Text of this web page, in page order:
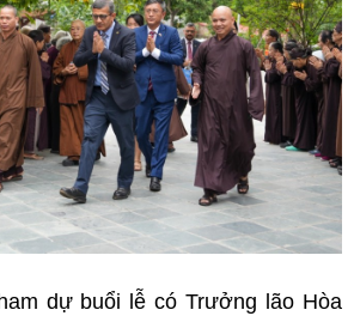
dự buổi lễ có Trưởng lão Hòa